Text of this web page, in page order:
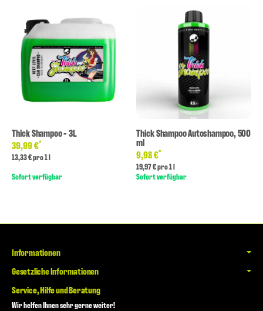
Thick Shampoo - 3L
39,99 €*
13,33 € pro 1 l
Sofort verfügbar
Thick Shampoo Autoshampoo, 500
ml
9,98 €*
19,97 € pro 1 l
Sofort verfügbar
Informationen
Gesetzliche Informationen
Service, Hilfe und Beratung
Wir helfen Ihnen sehr gerne weiter!